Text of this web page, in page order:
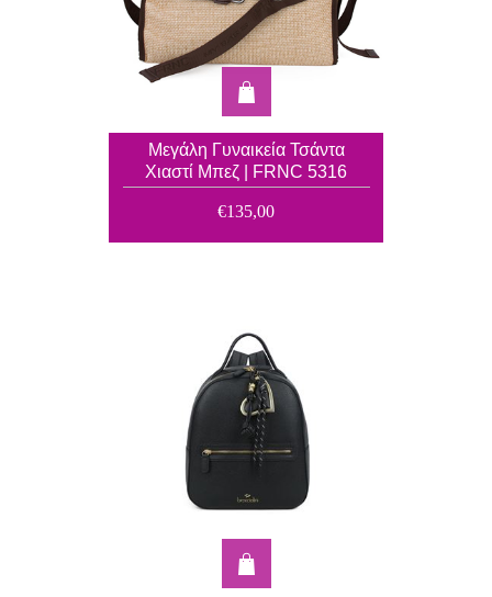
Μεγάλη Γυναικεία Τσάντα
Χιαστί Μπεζ | FRNC 5316
€135,00